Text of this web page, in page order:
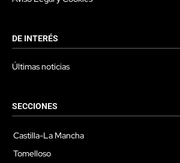
DE INTERÉS
Últimas noticias
SECCIONES
Castilla-La Mancha
Tomelloso